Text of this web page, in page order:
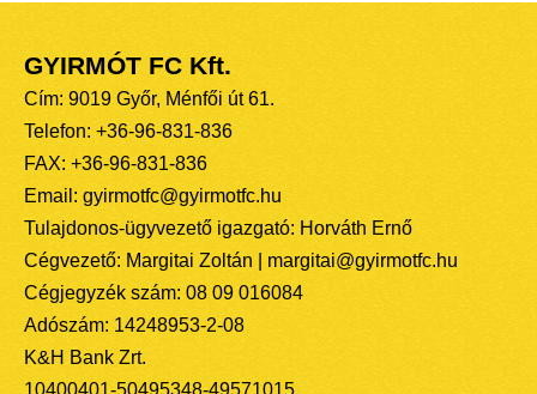
GYIRMÓT FC Kft.
Cím: 9019 Győr, Ménfői út 61.
Telefon: +36-96-831-836
FAX: +36-96-831-836
Email: gyirmotfc@gyirmotfc.hu
Tulajdonos-ügyvezető igazgató: Horváth Ernő
Cégvezető: Margitai Zoltán | margitai@gyirmotfc.hu
Cégjegyzék szám: 08 09 016084
Adószám: 14248953-2-08
K&H Bank Zrt.